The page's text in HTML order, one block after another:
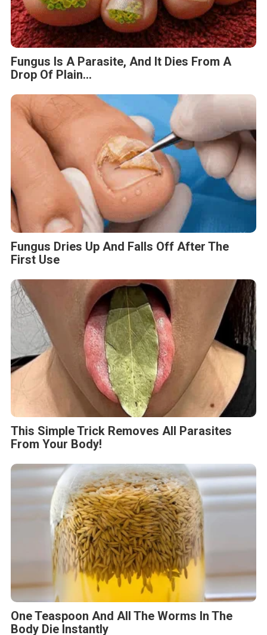
Fungus Is A Parasite, And It Dies From A
Drop Of Plain...
Fungus Dries Up And Falls Off After The
First Use
This Simple Trick Removes All Parasites
From Your Body!
One Teaspoon And All The Worms In The
Body Die Instantly